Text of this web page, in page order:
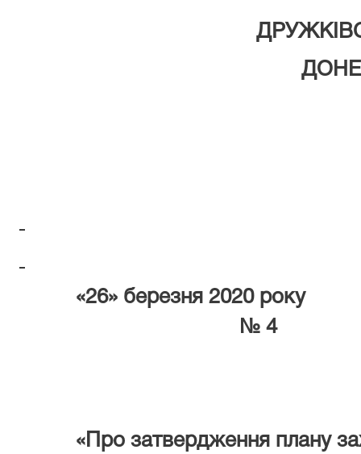
ДРУЖКІВСЬКИЙ
ДОНЕЦЬКОЇ
«26» березня 2020
№ 4
«Про затвердження плану